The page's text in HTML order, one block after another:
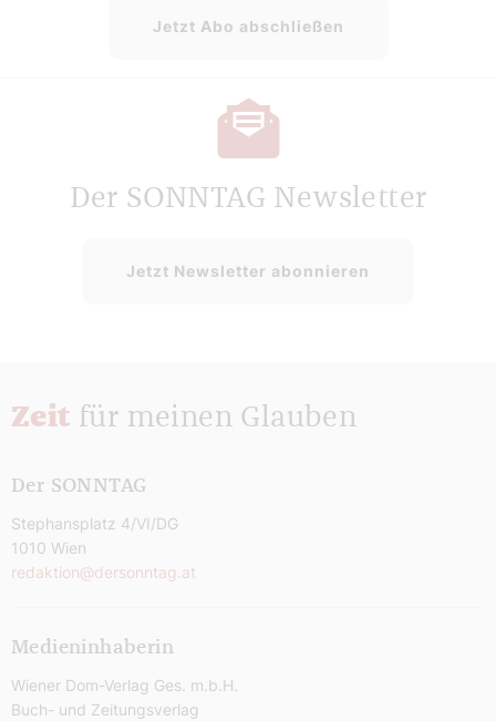
Jetzt Abo abschließen
Der SONNTAG Newsletter
Jetzt Newsletter abonnieren
Zeit für meinen Glauben
Der SONNTAG
Stephansplatz 4/VI/DG
1010 Wien
redaktion@dersonntag.at
Medieninhaberin
Wiener Dom-Verlag Ges. m.b.H.
Buch- und Zeitungsverlag